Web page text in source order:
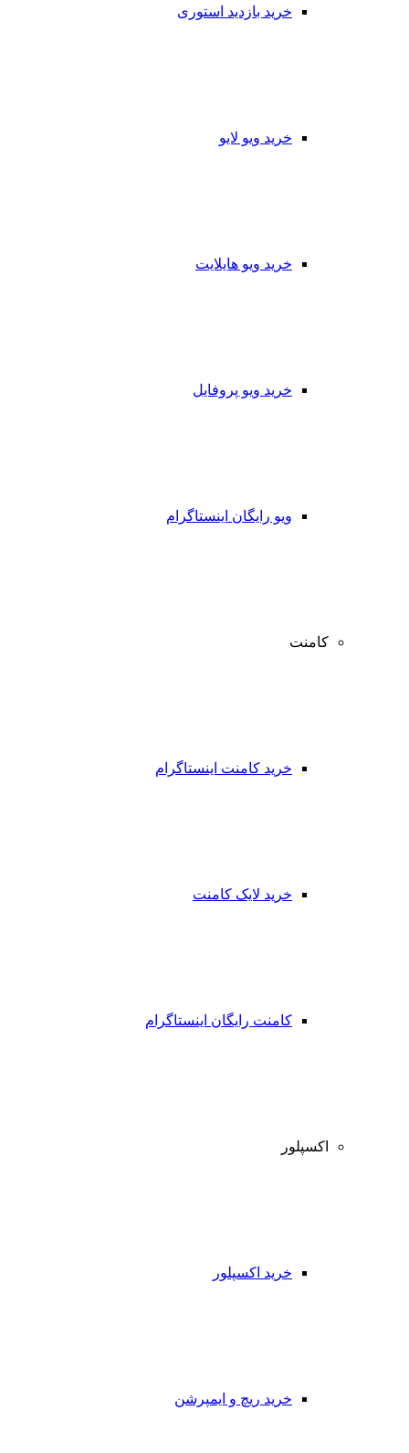
خرید بازدید استوری
خرید ویو لایو
خرید ویو هایلایت
خرید ویو پروفایل
ویو رایگان اینستاگرام
کامنت
خرید کامنت اینستاگرام
خرید لایک کامنت
کامنت رایگان اینستاگرام
اکسپلور
خرید اکسپلور
خرید ریچ و ایمپرشن